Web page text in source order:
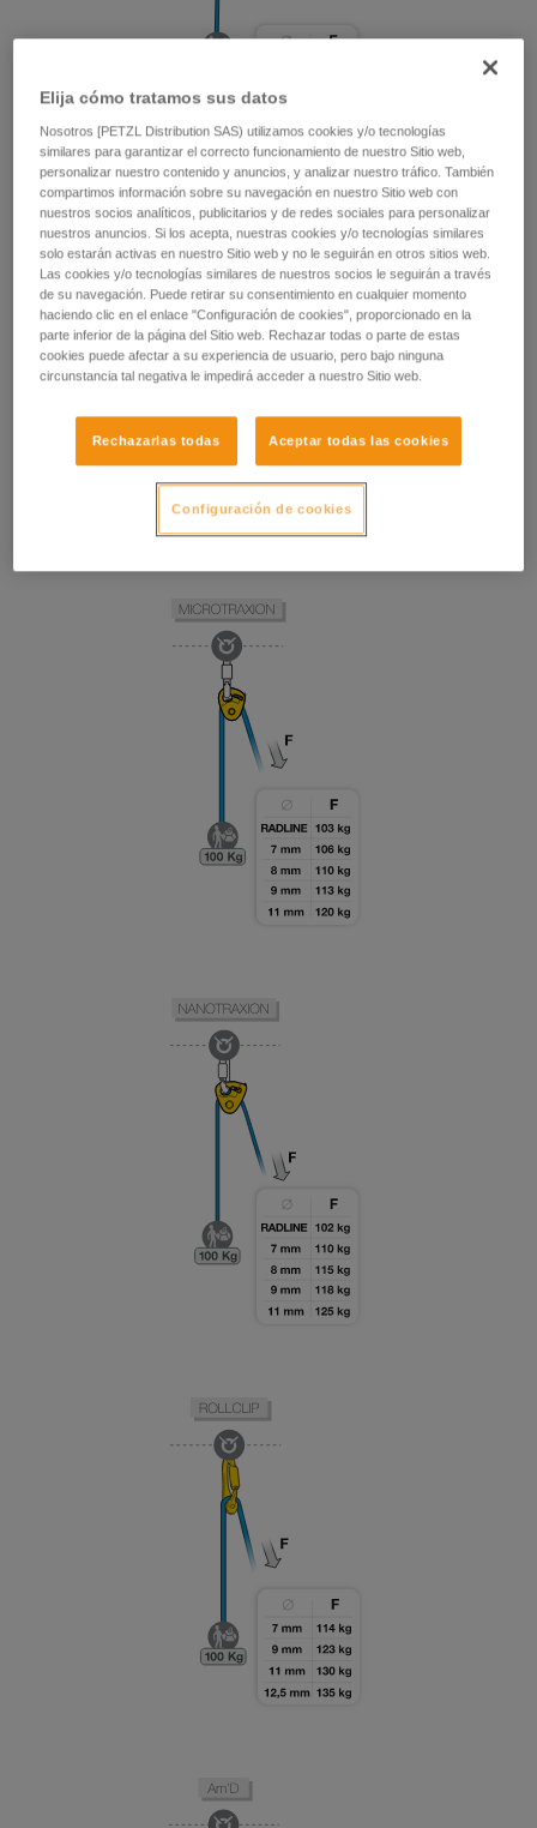
Elija cómo tratamos sus datos
Nosotros [PETZL Distribution SAS) utilizamos cookies y/o tecnologías
similares para garantizar el correcto funcionamiento de nuestro Sitio web,
personalizar nuestro contenido y anuncios, y analizar nuestro tráfico. También
compartimos información sobre su navegación en nuestro Sitio web con
nuestros socios analíticos, publicitarios y de redes sociales para personalizar
nuestros anuncios. Si los acepta, nuestras cookies y/o tecnologías similares
solo estarán activas en nuestro Sitio web y no le seguirán en otros sitios web.
Las cookies y/o tecnologías similares de nuestros socios le seguirán a través
de su navegación. Puede retirar su consentimiento en cualquier momento
haciendo clic en el enlace "Configuración de cookies", proporcionado en la
parte inferior de la página del Sitio web. Rechazar todas o parte de estas
cookies puede afectar a su experiencia de usuario, pero bajo ninguna
circunstancia tal negativa le impedirá acceder a nuestro Sitio web.
Rechazarlas todas Aceptar todas las cookies
Configuración de cookies